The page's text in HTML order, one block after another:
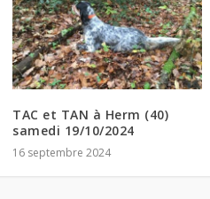
TAC et TAN à Herm (40)
samedi 19/10/2024
16 septembre 2024